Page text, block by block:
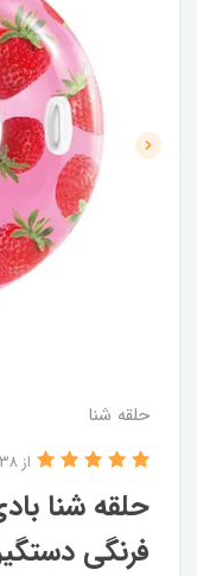
حلقه شنا
حلقه شنا
فرنگی
از 38